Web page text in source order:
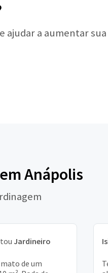
ajudar a aumentar
Anápolis
Jardineiro
de um